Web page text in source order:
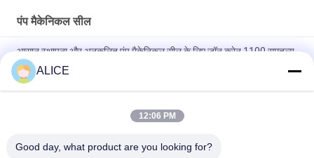
पंप मैकेनिकल सील
आसान स्थापना और अनुकूलित पंप मैकेनिकल सील के लिए जॉन क्रेन 1100 समतुल्य
कार्ट्रिज सील
मैकेनिकल सील 22mm लोवारा-22-X पंप सील
KL-C2PP Flowserve ISC2PP Cartridge Type Mechanical Seal
ALICE
12:06 PM
Good day, what product are you looking for?